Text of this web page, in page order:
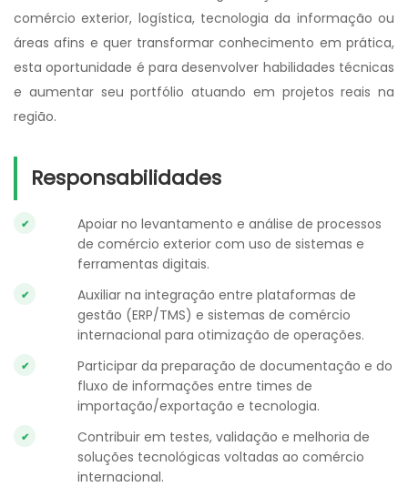
comércio exterior, logística, tecnologia da informação ou
áreas afins e quer transformar conhecimento em prática,
esta oportunidade é para desenvolver habilidades técnicas
e aumentar seu portfólio atuando em projetos reais na
região.
Responsabilidades
Apoiar no levantamento e análise de processos
de comércio exterior com uso de sistemas e
ferramentas digitais.
Auxiliar na integração entre plataformas de
gestão (ERP/TMS) e sistemas de comércio
internacional para otimização de operações.
Participar da preparação de documentação e do
fluxo de informações entre times de
importação/exportação e tecnologia.
Contribuir em testes, validação e melhoria de
soluções tecnológicas voltadas ao comércio
internacional.